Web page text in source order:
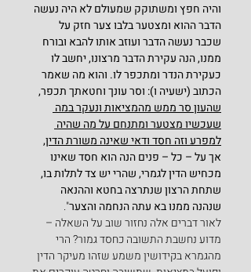
והיה חפץ ומשתוקק שמעולם לא היה נעשה
הדבר ההוא ומצטער בלבו צער חזק על
שכבר נעשה הדבר ועוזב אותו להבא ובורח
ממנו, הנה עקירת הדבר מרצונו, יחשב לו
כעקירת הנדר ומתכפר לו. והוא מה שאמר
הכתוב (ישעיה ו): וסר עונך וחטאתך תכפר,
שהעוןסר ממש מהמציאות ונעקר במה
שעכשיו מצטער ומתנחם על מה שהיה
למפרע וזה חסד ודאי שאינה משורת הדין,
אך על – כל – פנים הנה הוא חסד שאינו
מכחיש הדין לגמרי, שהרי יש צד לתלות בו,
שתחת הרצון שנתרצה בחטא וההנאה
שנהנה ממנו בא עתה הנחמה והצער".
לאור דברים אלה נחזור שוב על השאלה –
מדוע נחשבת התשובה כחסד גמור? הרי
מהגמרא בקידושין משמע שזהו מעיקר הדין